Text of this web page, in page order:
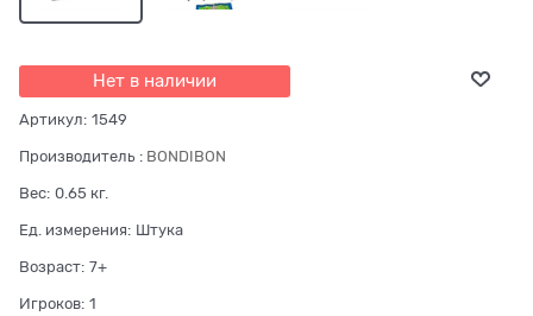
Нет в наличии
Артикул: 1549
Производитель : BONDIBON
Вес: 0.65 кг.
Ед. измерения: Штука
Возраст: 7+
Игроков: 1